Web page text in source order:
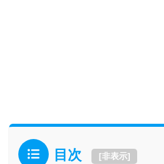
目次 [非表示]